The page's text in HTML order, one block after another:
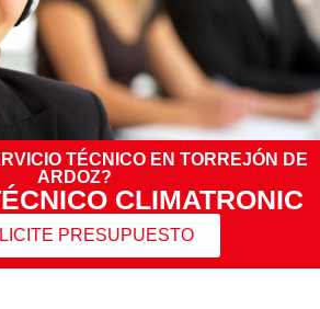
TÉCNICO EN TORREJÓN DE
ARDOZ?
CLIMATRONIC
PRESUPUESTO